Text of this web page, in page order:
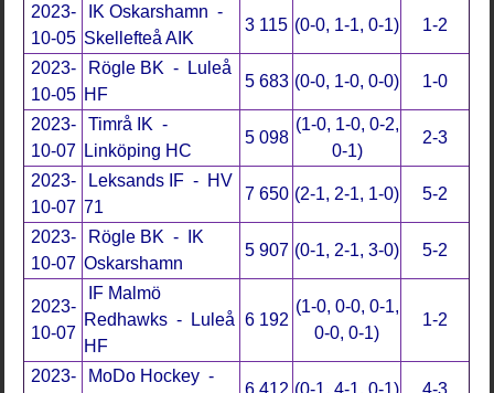
2023-
10-05
IK Oskarshamn -
Skellefteå AIK
3 115 (0-0, 1-1, 0-1) 1-2
2023-
10-05
Rögle BK - Luleå
HF
5 683 (0-0, 1-0, 0-0) 1-0
2023-
10-07
Timrå IK -
Linköping HC
5 098
(1-0, 1-0, 0-2,
0-1)
2-3
2023-
10-07
Leksands IF - HV
71
7 650 (2-1, 2-1, 1-0) 5-2
2023-
10-07
Rögle BK - IK
Oskarshamn
5 907 (0-1, 2-1, 3-0) 5-2
2023-
10-07
IF Malmö
Redhawks - Luleå
HF
6 192
(1-0, 0-0, 0-1,
0-0, 0-1)
1-2
2023-
MoDo Hockey -
6 412 (0-1, 4-1, 0-1) 4-3